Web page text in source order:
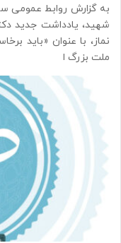
به گزارش روابط عمومی
شهید، یادداشت جدید
نماز، با عنوان «باید
ملت بزرگ ا